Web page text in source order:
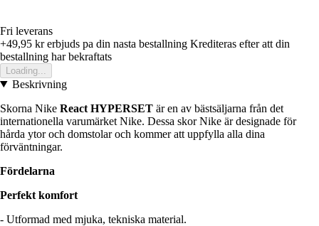
Fri leverans
+49,95 krerbjuds pa din nasta bestallning Krediteras efter att din
bestallning har bekraftats
Loading...
Beskrivning
Skorna Nike React HYPERSET är en av bästsäljarna från det
internationella varumärket Nike. Dessa skor Nike är designade för
hårda ytor och domstolar och kommer att uppfylla alla dina
förväntningar.
Fördelarna
Perfekt komfort
- Utformad med mjuka, tekniska material.